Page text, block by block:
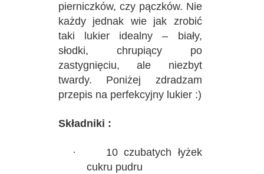
pierniczków, czy pączków. Nie
każdy jednak wie jak zrobić
taki lukier idealny – biały,
słodki, chrupiący po
zastygnięciu, ale niezbyt
twardy. Poniżej zdradzam
przepis na perfekcyjny lukier :)
Składniki :
·
10 czubatych łyżek
cukru pudru